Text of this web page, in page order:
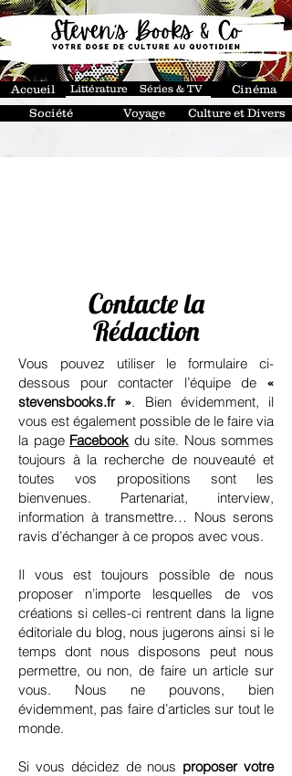
Cinéma
Culture et Divers
Séries & TV
Voyage
Société
Accueil Littérature
Contacte la
Rédaction
Vous pouvez utiliser le formulaire ci-
dessous pour contacter l’équipe de «
stevensbooks.fr ». Bien évidemment, il
vous est également possible de le faire via
la page Facebook du site. Nous sommes
toujours à la recherche de nouveauté et
toutes vos propositions sont les
bienvenues. Partenariat, interview,
information à transmettre… Nous serons
ravis d’échanger à ce propos avec vous.
Il vous est toujours possible de nous
proposer n’importe lesquelles de vos
créations si celles-ci rentrent dans la ligne
éditoriale du blog, nous jugerons ainsi si le
temps dont nous disposons peut nous
permettre, ou non, de faire un article sur
vous. Nous ne pouvons, bien
évidemment, pas faire d’articles sur tout le
monde.
Si vous décidez de nous proposer votre